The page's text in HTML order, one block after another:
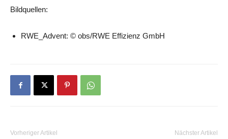
Bildquellen:
RWE_Advent: © obs/RWE Effizienz GmbH
Vorheriger Artikel Nächster Artikel